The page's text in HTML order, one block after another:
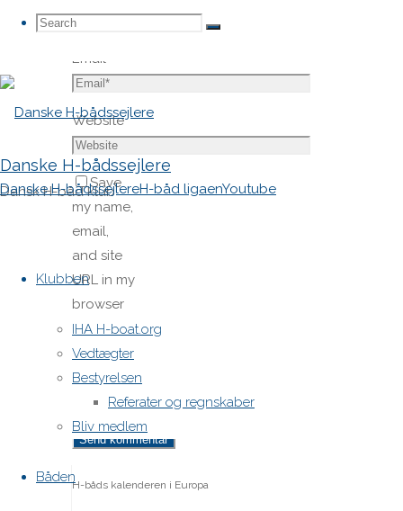
Search
Search
Search
Danske H-bådssejlere
Dansk H-båd klub
Danske H-bådssejlereH-båd ligaenYoutube
Klubben
IHA H-boat.org
Vedtægter
Bestyrelsen
Referater og regnskaber
Bliv medlem
Båden
Email
Website
Save
my name,
email,
and site
URL in my
browser
for next
time I
post a
comment.
H-båds kalenderen i Europa